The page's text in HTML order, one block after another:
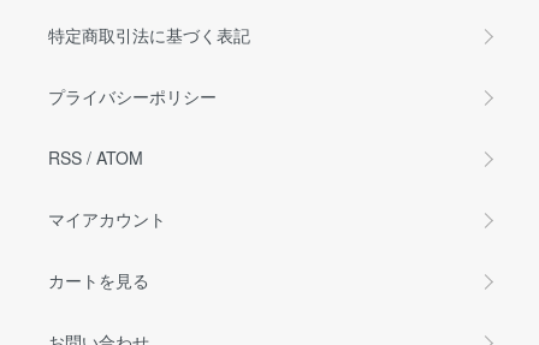
特定商取引法に基づく表記
プライバシーポリシー
RSS / ATOM
マイアカウント
カートを見る